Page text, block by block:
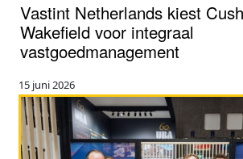
Vastint Netherlands kiest
Wakefield voor integraal
vastgoedmanagement
15 juni 2026